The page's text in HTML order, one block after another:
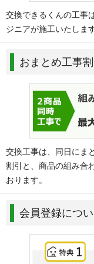
交換できるくんの工事
ジニアが施工いたしま
おまとめ工事
交換工事は、同日にま
割引と、商品の組み合
おります。
会員登録につ